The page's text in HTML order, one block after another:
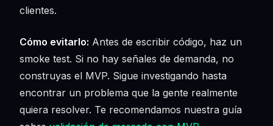
clientes.
Cómo evitarlo: Antes de escribir código, haz un
smoke test. Si no hay señales de demanda, no
construyas el MVP. Sigue investigando hasta
encontrar un problema que la gente realmente
quiera resolver. Te recomendamos nuestra guía